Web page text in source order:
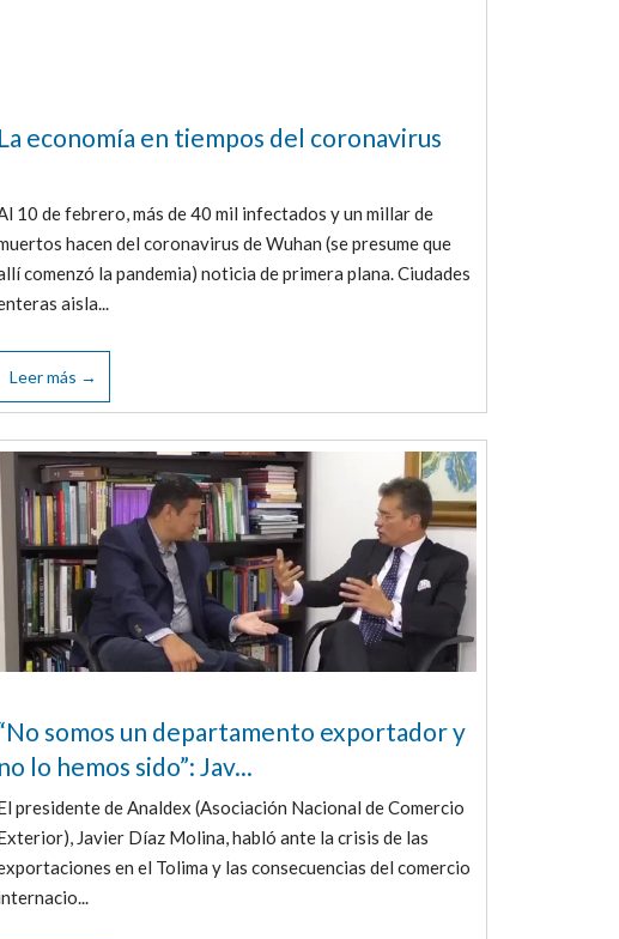
La economía en tiempos del coronavirus
10 de febrero, más de 40 mil infectados y un millar de
hacen del coronavirus de Wuhan (se presume que
comenzó la pandemia) noticia de primera plana. Ciudades
aisla...
Leer más →
somos un departamento exportador y
no lo hemos sido”: Jav...
presidente de Analdex (Asociación Nacional de Comercio
Javier Díaz Molina, habló ante la crisis de las
en el Tolima y las consecuencias del comercio